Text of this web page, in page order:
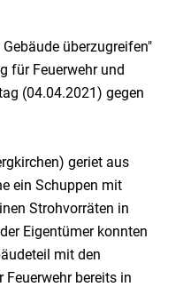
überzugreifen"
für Feuerwehr und
(04.04.2021) gegen
geriet aus
ein Schuppen mit
Strohvorräten in
Eigentümer konnten
mit den
bereits in